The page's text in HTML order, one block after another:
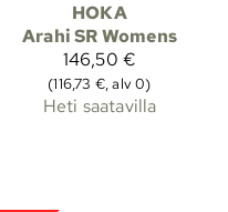
HOKA
Arahi SR Womens
146,50 €
(116,73 €, alv 0)
Heti saatavilla